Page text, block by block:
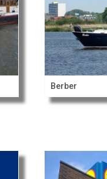
Berber